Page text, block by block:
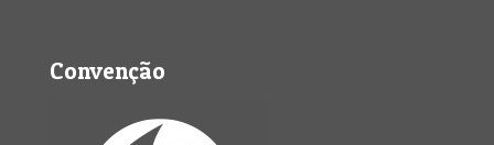
Convenção